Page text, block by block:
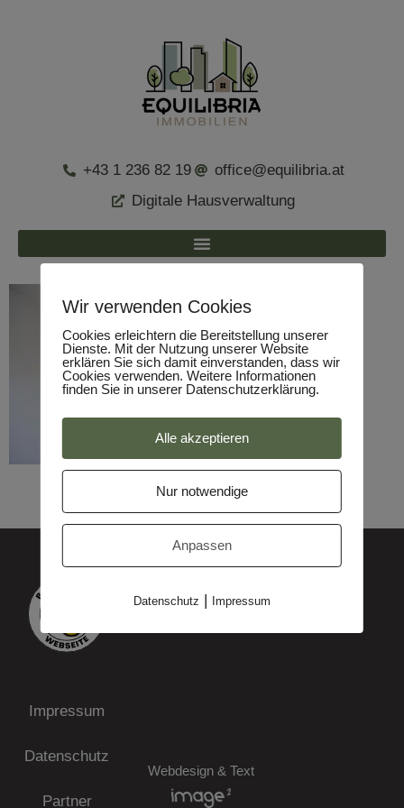
+43 1 236 82 19
office@equilibria.at
Digitale Hausverwaltung
Impressum
Datenschutz
Partner
Webdesign & Text
Wir verwenden Cookies
Cookies erleichtern die Bereitstellung unserer
Dienste. Mit der Nutzung unserer Website
erklären Sie sich damit einverstanden, dass wir
Cookies verwenden. Weitere Informationen
finden Sie in unserer Datenschutzerklärung.
Alle akzeptieren
Nur notwendige
Anpassen
Datenschutz | Impressum